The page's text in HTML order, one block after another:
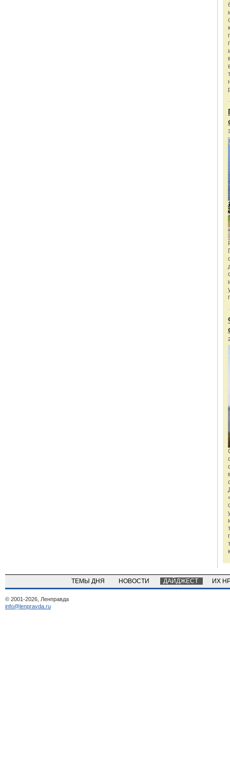
ТЕМЫ ДНЯ НОВОСТИ ДАЙДЖЕСТ ИХ
© 2001-2026, Ленправда
info@lenpravda.ru